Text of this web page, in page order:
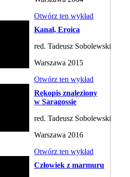
Otwórz ten wykład
Kanał, Eroica
red. Tadeusz Sobolewski
Warszawa 2015
Otwórz ten wykład
Rękopis znaleziony
w Saragossie
red. Tadeusz Sobolewski
Warszawa 2016
Otwórz ten wykład
Człowiek z marmuru